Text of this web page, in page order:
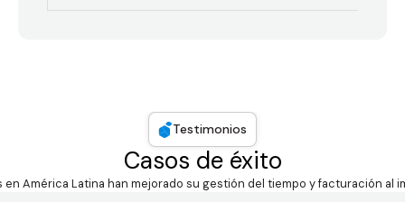
Testimonios
Casos de éxito
América Latina han mejorado su gestión del tiempo y facturación al